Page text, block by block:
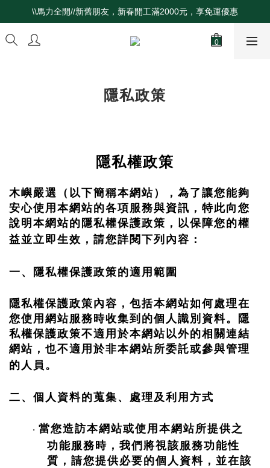
《伴手禮專區》首購現折$70！
\\馬力全開//新舊朋友，新春開工滿2000元，享免運優惠
《伴手禮專區》首購現折$70！
隱私政策
隱私權政策
木嶼嚴選（以下簡稱本網站），為了讓您能夠
安心使用本網站的各項服務與資訊，特此向您
說明本網站的隱私權保護政策，以保障您的權
益並立即生效，請您詳閱下列內容：
一、隱私權保護政策的適用範圍
隱私權保護政策內容，包括本網站如何處理在
您使用網站服務時收集到的個人識別資料。隱
私權保護政策不適用於本網站以外的相關連結
網站，也不適用於非本網站所委託或參與管理
的人員。
二、個人資料的蒐集、處理及利用方式
· 當您造訪本網站或使用本網站所提供之
功能服務時，我們將視該服務功能性
質，請您提供必要的個人資料，並在該